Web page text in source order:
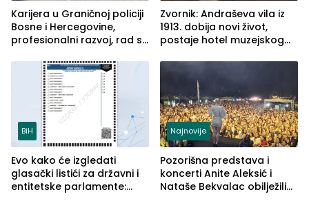
Karijera u Graničnoj policiji
Bosne i Hercegovine,
profesionalni razvoj, rad sa
služba građanima
Zvornik: Andraševa vila iz
1913. dobija novi život,
postaje hotel muzejskog
BiH
Evo kako će izgledati
glasački listići za državni i
entitetske parlamente:
Najnovije
Pozorišna predstava i
koncerti Anite Aleksić i
Nataše Bekvalac obilježili